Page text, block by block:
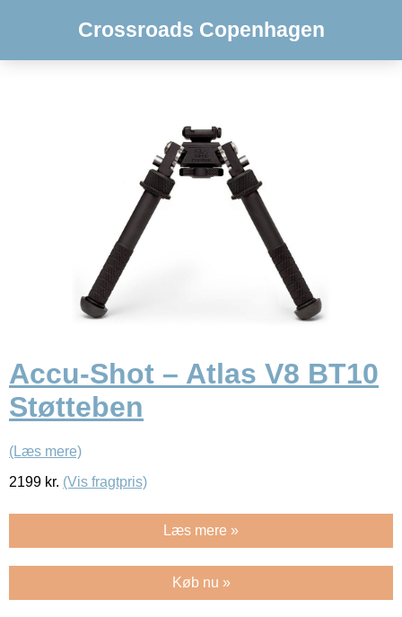
Crossroads Copenhagen
Accu-Shot – Atlas V8 BT10
Støtteben
(Læs mere)
2199 kr. (Vis fragtpris)
Læs mere »
Køb nu »